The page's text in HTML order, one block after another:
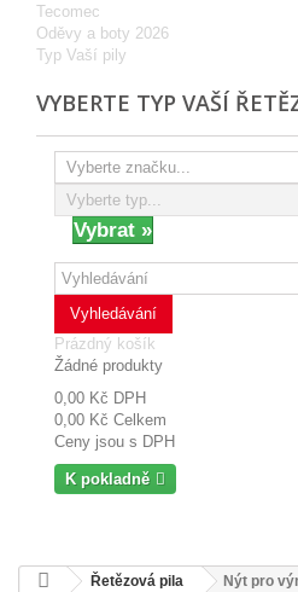
Tecomec
Oděvy a boty 2026
Typ Vaší pily
VYBERTE TYP VAŠÍ
Vyhledávání
Prázdný košík
Žádné produkty
0,00 Kč DPH
0,00 Kč Celkem
Ceny jsou s DPH
K pokladně
Řetězová pila Nýt pro